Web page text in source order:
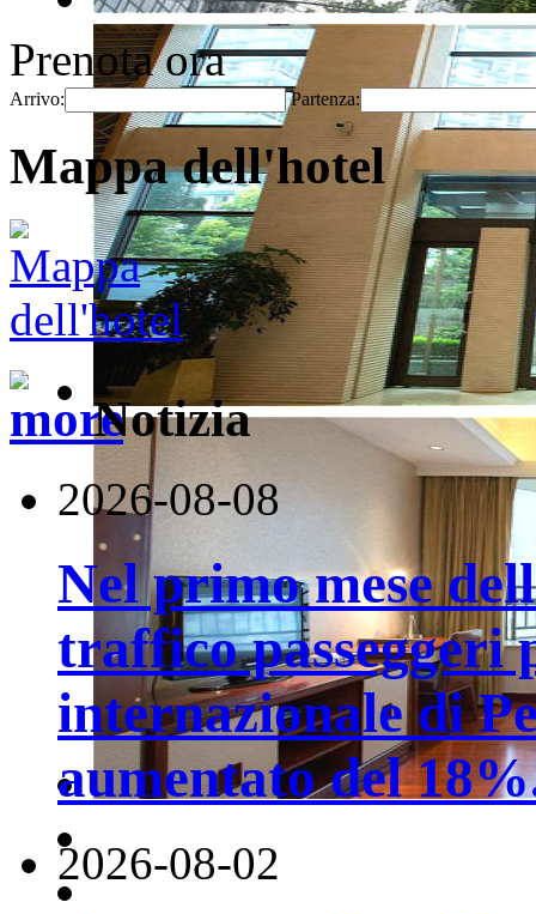
Prenota ora
Arrivo: Partenza:
Mappa dell'hotel
Notizia
2026-08-08
Nel primo mese
traffico passeggeri
internazionale di
aumentato del
2026-08-02